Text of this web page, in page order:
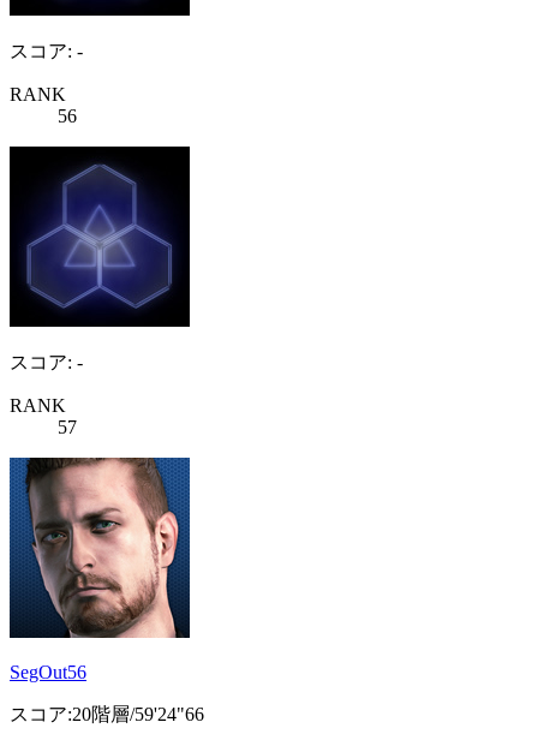
スコア: -
RANK
56
スコア: -
RANK
57
SegOut56
スコア:20階層/59'24"66